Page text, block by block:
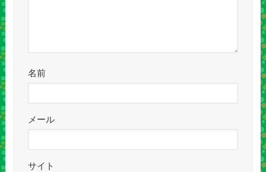
名前
メール
サイト